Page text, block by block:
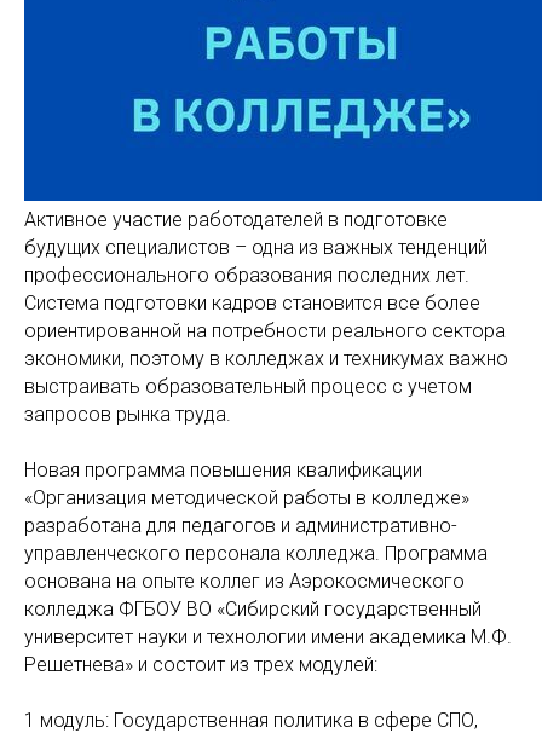
Активное участие работодателей в подготовке
будущих специалистов – одна из важных тенденций
профессионального образования последних лет.
Система подготовки кадров становится все более
ориентированной на потребности реального сектора
экономики, поэтому в колледжах и техникумах важно
выстраивать образовательный процесс с учетом
запросов рынка труда.
Новая программа повышения квалификации
«Организация методической работы в колледже»
разработана для педагогов и административно-
управленческого персонала колледжа. Программа
основана на опыте коллег из Аэрокосмического
колледжа ФГБОУ ВО «Сибирский государственный
университет науки и технологии имени академика М.Ф.
Решетнева» и состоит из трех модулей:
1 модуль: Государственная политика в сфере СПО,